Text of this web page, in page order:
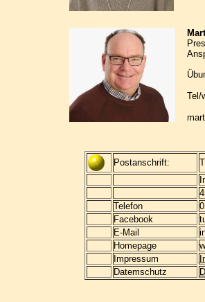
Tel/
Postanschrift:
Telefon
Facebook
E-Mail
Homepage
Impressum
Datemschutz